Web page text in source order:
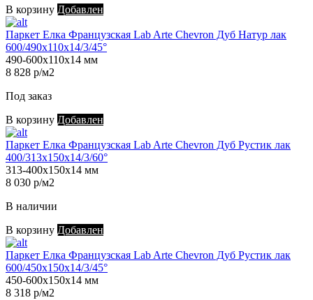
В корзину Добавлен
Паркет Елка Французская Lab Arte Chevron Дуб Натур лак
600/490х110х14/3/45°
490-600х110х14 мм
8 828 р/м2
Под заказ
В корзину Добавлен
Паркет Елка Французская Lab Arte Chevron Дуб Рустик лак
400/313х150х14/3/60°
313-400х150х14 мм
8 030 р/м2
В наличии
В корзину Добавлен
Паркет Елка Французская Lab Arte Chevron Дуб Рустик лак
600/450х150х14/3/45°
450-600х150х14 мм
8 318 р/м2